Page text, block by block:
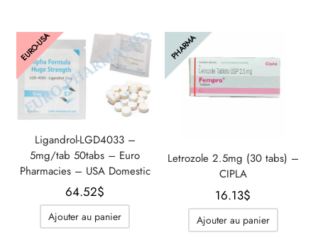
EURO-USA
Ligandrol-LGD4033 –
5mg/tab 50tabs – Euro
Pharmacies – USA Domestic
64.52$
Ajouter au panier
PHARMA
Letrozole 2.5mg (30 tabs) –
CIPLA
16.13$
Ajouter au panier